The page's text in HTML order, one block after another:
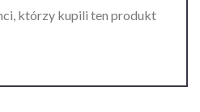
którzy kupili ten produkt